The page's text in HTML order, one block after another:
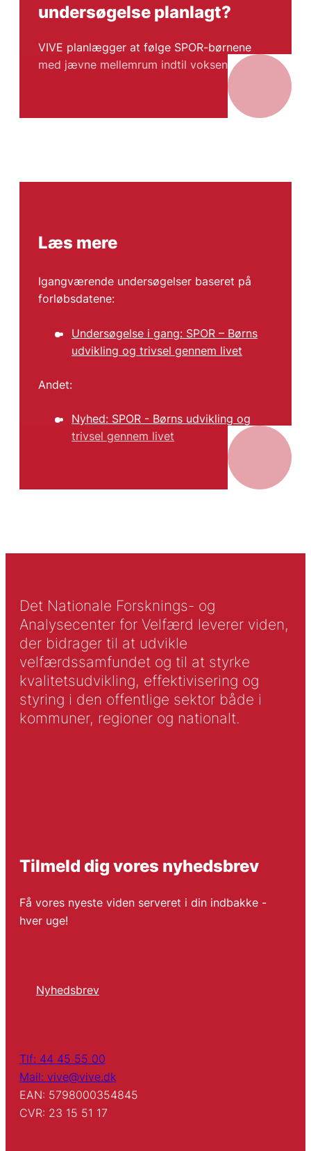
undersøgelse planlagt?
VIVE planlægger at følge SPOR-børnene
med jævne mellemrum indtil voksenalderen.
Læs mere
Igangværende undersøgelser baseret på
forløbsdatene:
Undersøgelse i gang: SPOR – Børns
udvikling og trivsel gennem livet
Andet:
Nyhed: SPOR - Børns udvikling og
trivsel gennem livet
Det Nationale Forsknings- og
Analysecenter for Velfærd leverer viden,
der bidrager til at udvikle
velfærdssamfundet og til at styrke
kvalitetsudvikling, effektivisering og
styring i den offentlige sektor både i
kommuner, regioner og nationalt.
Tilmeld dig vores nyhedsbrev
Få vores nyeste viden serveret i din indbakke -
hver uge!
Nyhedsbrev
Tlf: 44 45 55 00
Mail: vive@vive.dk
EAN: 5798000354845
CVR: 23 15 51 17